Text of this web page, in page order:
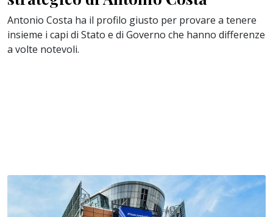
Antonio Costa ha il profilo giusto per provare a tenere
insieme i capi di Stato e di Governo che hanno differenze
a volte notevoli.